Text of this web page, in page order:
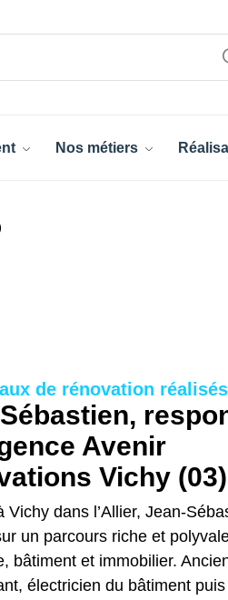
Nos métiers
de rénovation
Avenir
Vichy (03)
Vichy dans l’Allier, Jean-
un parcours riche et
bâtiment et immobilier.
électricien du bâtiment